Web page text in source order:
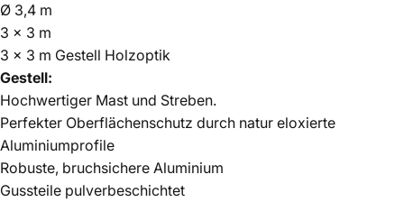
Ø 3,4 m
3 x 3 m
3 x 3 m Gestell Holzoptik
Gestell:
Hochwertiger Mast und Streben.
Perfekter Oberflächenschutz durch natur eloxierte
Aluminiumprofile
Robuste, bruchsichere Aluminium
Gussteile pulverbeschichtet